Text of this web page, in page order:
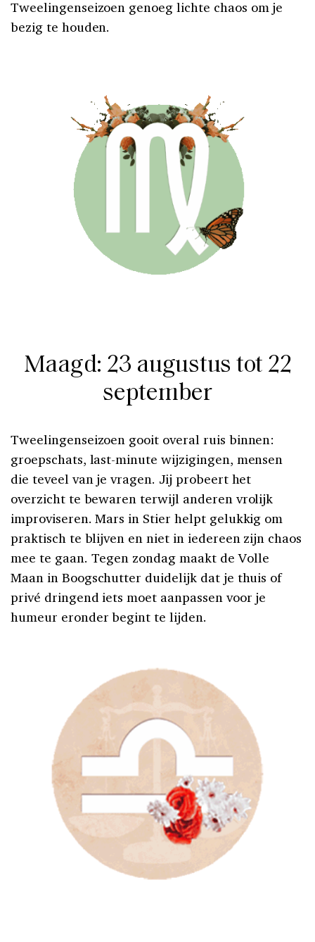
Tweelingenseizoen genoeg lichte chaos om je
bezig te houden.
Maagd: 23 augustus tot 22
september
Tweelingenseizoen gooit overal ruis binnen:
groepschats, last-minute wijzigingen, mensen
die teveel van je vragen. Jij probeert het
overzicht te bewaren terwijl anderen vrolijk
improviseren. Mars in Stier helpt gelukkig om
praktisch te blijven en niet in iedereen zijn chaos
mee te gaan. Tegen zondag maakt de Volle
Maan in Boogschutter duidelijk dat je thuis of
privé dringend iets moet aanpassen voor je
humeur eronder begint te lijden.